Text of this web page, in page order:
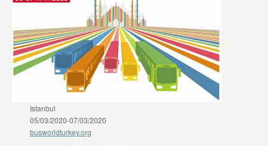
Istanbul
05/03/2020-07/03/2020
busworldturkey.org